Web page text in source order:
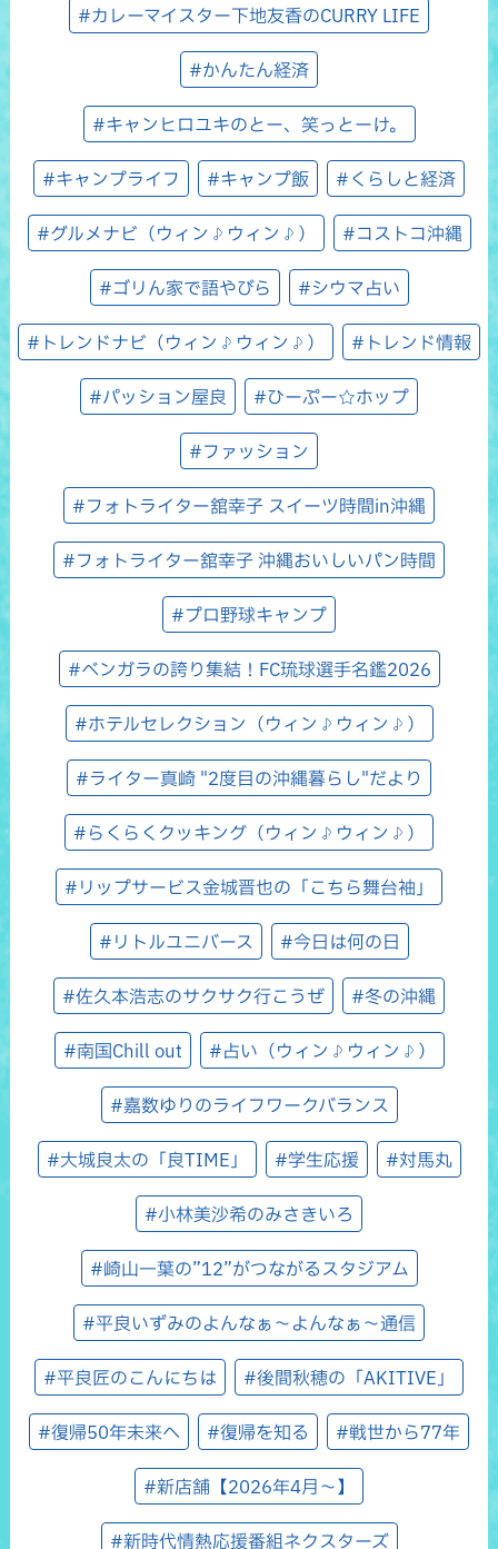
#カレーマイスター下地友香のCURRY LIFE
#かんたん経済
#キャンヒロユキのとー、笑っとーけ。
#キャンプライフ #キャンプ飯 #くらしと経済
#グルメナビ（ウィン♪ウィン♪） #コストコ沖縄
#ゴリん家で語やびら #シウマ占い
#トレンドナビ（ウィン♪ウィン♪） #トレンド情報
#パッション屋良 #ひーぷー☆ホップ
#ファッション
#フォトライター舘幸子 スイーツ時間in沖縄
#フォトライター舘幸子 沖縄おいしいパン時間
#プロ野球キャンプ
#ベンガラの誇り集結！FC琉球選手名鑑2026
#ホテルセレクション（ウィン♪ウィン♪）
#ライター真崎 "2度目の沖縄暮らし"だより
#らくらくクッキング（ウィン♪ウィン♪）
#リップサービス金城晋也の「こちら舞台袖」
#リトルユニバース #今日は何の日
#佐久本浩志のサクサク行こうぜ #冬の沖縄
#南国Chill out #占い（ウィン♪ウィン♪）
#嘉数ゆりのライフワークバランス
#大城良太の「良TIME」 #学生応援 #対馬丸
#小林美沙希のみさきいろ
#崎山一葉の”12”がつながるスタジアム
#平良いずみのよんなぁ～よんなぁ～通信
#平良匠のこんにちは #後間秋穂の「AKITIVE」
#復帰50年未来へ #復帰を知る #戦世から77年
#新店舗【2026年4月～】
#新時代情熱応援番組ネクスターズ